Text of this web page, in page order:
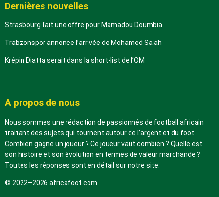
Dernières nouvelles
Strasbourg fait une offre pour Mamadou Doumbia
Trabzonspor annonce l’arrivée de Mohamed Salah
Krépin Diatta serait dans la short-list de l’OM
A propos de nous
Nous sommes une rédaction de passionnés de football africain
traitant des sujets qui tournent autour de l’argent et du foot.
Combien gagne un joueur ? Ce joueur vaut combien ? Quelle est
son histoire et son évolution en termes de valeur marchande ?
Toutes les réponses sont en détail sur notre site.
© 2022–2026 africafoot.com